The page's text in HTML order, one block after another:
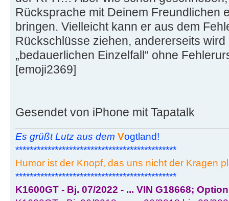
Rücksprache mit Deinem Freundlichen
bringen. Vielleicht kann er aus dem
Rückschlüsse ziehen, andererseits
„bedauerlichen Einzelfall“ ohne
[emoji2369]
Gesendet von iPhone mit Tapatalk
Es grüßt Lutz aus dem Vogtland!
*********************************************
Humor ist der Knopf, das uns nicht der Kragen
*********************************************
K1600GT - Bj. 07/2022 - ... VIN G18668;